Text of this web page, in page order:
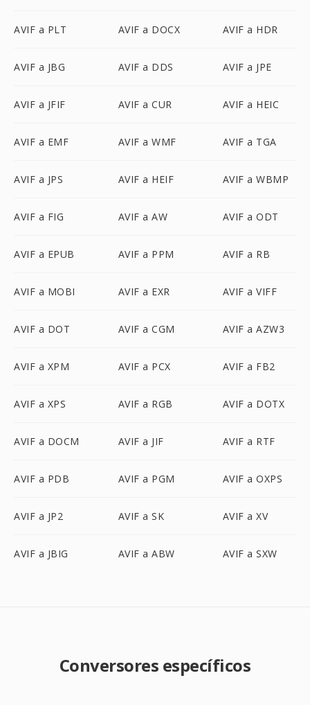
AVIF a PLT AVIF a DOCX AVIF a HDR
AVIF a JBG AVIF a DDS AVIF a JPE
AVIF a JFIF AVIF a CUR AVIF a HEIC
AVIF a EMF AVIF a WMF AVIF a TGA
AVIF a JPS AVIF a HEIF AVIF a WBMP
AVIF a FIG AVIF a AW AVIF a ODT
AVIF a EPUB AVIF a PPM AVIF a RB
AVIF a MOBI AVIF a EXR AVIF a VIFF
AVIF a DOT AVIF a CGM AVIF a AZW3
AVIF a XPM AVIF a PCX AVIF a FB2
AVIF a XPS AVIF a RGB AVIF a DOTX
AVIF a DOCM AVIF a JIF AVIF a RTF
AVIF a PDB AVIF a PGM AVIF a OXPS
AVIF a JP2 AVIF a SK AVIF a XV
AVIF a JBIG AVIF a ABW AVIF a SXW
Conversores específicos